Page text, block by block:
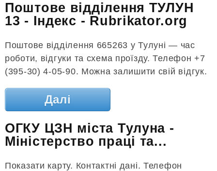
Поштове відділення ТУЛУН
13 - Індекс - Rubrikator.org
Поштове відділення 665263 у Тулуні — час
роботи, відгуки та схема проїзду. Телефон +7
(395-30) 4-05-90. Можна залишити свій відгук.
Далі
ОГКУ ЦЗН міста Тулуна -
Міністерство праці та...
Показати карту. Контактні дані. Телефон